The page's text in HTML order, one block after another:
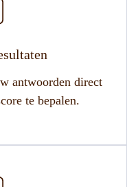
antwoorden direct
te bepalen.